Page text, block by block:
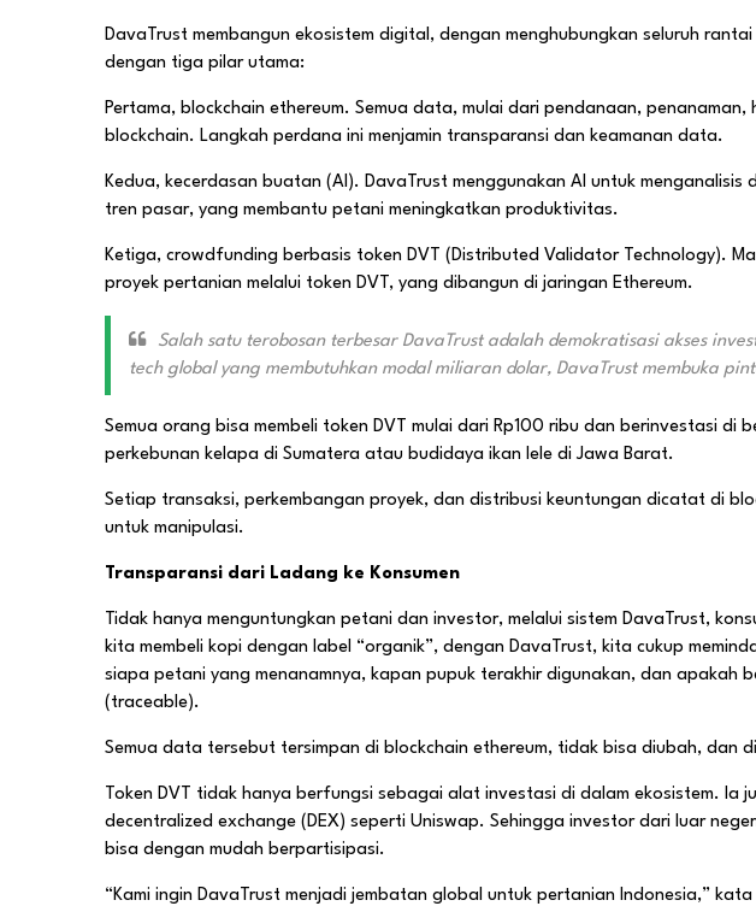
DavaTrust membangun ekosistem digital, dengan menghubungkan seluruh
dengan tiga pilar utama:
Pertama, blockchain ethereum. Semua data, mulai dari pendanaan,
blockchain. Langkah perdana ini menjamin transparansi dan keamanan data.
Kedua, kecerdasan buatan (AI). DavaTrust menggunakan AI untuk
tren pasar, yang membantu petani meningkatkan produktivitas.
Ketiga, crowdfunding berbasis token DVT (Distributed Validator Technology).
proyek pertanian melalui token DVT, yang dibangun di jaringan Ethereum.
Salah satu terobosan terbesar DavaTrust adalah demokratisasi akses
tech global yang membutuhkan modal miliaran dolar, DavaTrust membuka
Semua orang bisa membeli token DVT mulai dari Rp100 ribu dan berinvestasi di
perkebunan kelapa di Sumatera atau budidaya ikan lele di Jawa Barat.
Setiap transaksi, perkembangan proyek, dan distribusi keuntungan dicatat di
untuk manipulasi.
Transparansi dari Ladang ke Konsumen
Tidak hanya menguntungkan petani dan investor, melalui sistem DavaTrust,
kita membeli kopi dengan label “organik”, dengan DavaTrust, kita cukup
siapa petani yang menanamnya, kapan pupuk terakhir digunakan, dan apakah
(traceable).
Semua data tersebut tersimpan di blockchain ethereum, tidak bisa diubah, dan
Token DVT tidak hanya berfungsi sebagai alat investasi di dalam ekosistem. Ia
decentralized exchange (DEX) seperti Uniswap. Sehingga investor dari luar
bisa dengan mudah berpartisipasi.
“Kami ingin DavaTrust menjadi jembatan global untuk pertanian Indonesia,”